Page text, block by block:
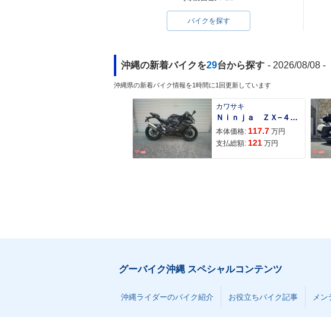
バイクを探す
沖縄の新着バイクを29台から探す - 2026/08/08 -
沖縄県の新着バイク情報を1時間に1回更新しています
カワサキ
Ｎｉｎｊａ ＺＸ−４Ｒ ＳＥ
本体価格: 117.7 万円
支払総額: 121 万円
グーバイク沖縄 スペシャルコンテンツ
沖縄ライダーのバイク紹介 お役立ちバイク記事 メン